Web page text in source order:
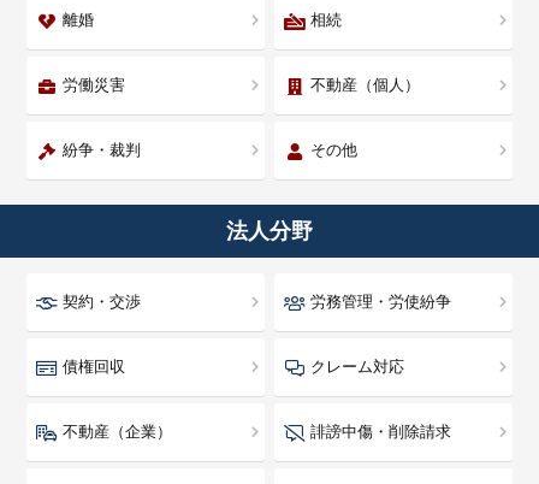
離婚 相続
労働災害 不動産（個人）
紛争・裁判 その他
法人分野
契約・交渉 労務管理・労使紛争
債権回収 クレーム対応
不動産（企業） 誹謗中傷・削除請求